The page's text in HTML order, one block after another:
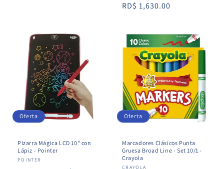
habitual
de
RD$ 1,630.00
Oferta
Pizarra Mágica LCD 10" con
Lápiz - Pointer
Proveedor:
POINTER
Oferta
Marcadores Clásicos Punta
Gruesa Broad Line - Set 10/1 -
Crayola
CRAYOLA